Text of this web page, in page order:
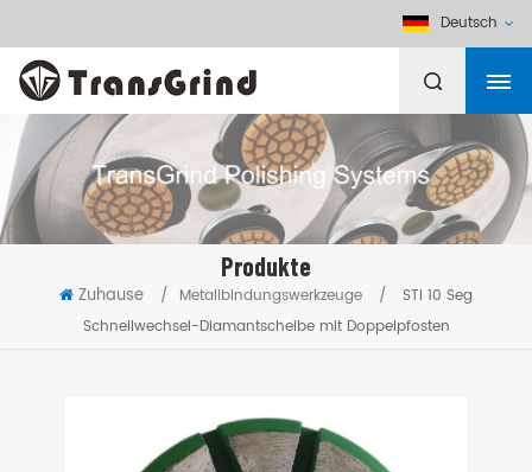
Deutsch
Produkte
Zuhause / Metallbindungswerkzeuge /
STI 10 Seg
Schnellwechsel-Diamantscheibe mit Doppelpfosten